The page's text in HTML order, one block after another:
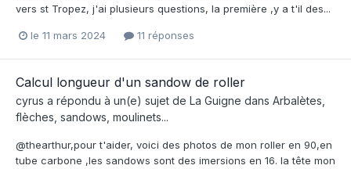
vers st Tropez, j'ai plusieurs questions, la première ,y a t'il des...
le 11 mars 2024 11 réponses
Calcul longueur d'un sandow de roller
cyrus a répondu à un(e) sujet de La Guigne dans Arbalètes,
flèches, sandows, moulinets...
@thearthur,pour t'aider, voici des photos de mon roller en 90,en
tube carbone ,les sandows sont des imersions en 16. la tête mon